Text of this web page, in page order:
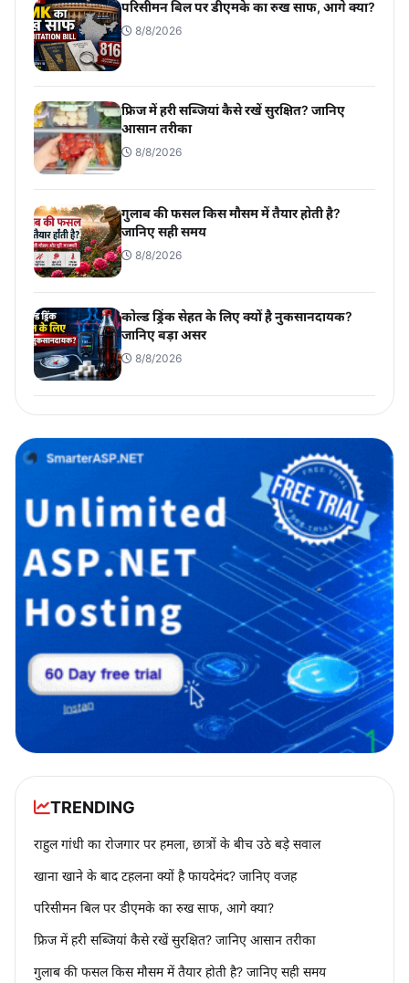
परिसीमन बिल पर डीएमके का रुख साफ, आगे क्या?
8/8/2026
फ्रिज में हरी सब्जियां कैसे रखें सुरक्षित? जानिए
आसान तरीका
8/8/2026
गुलाब की फसल किस मौसम में तैयार होती है?
जानिए सही समय
8/8/2026
कोल्ड ड्रिंक सेहत के लिए क्यों है नुकसानदायक?
जानिए बड़ा असर
8/8/2026
TRENDING
राहुल गांधी का रोजगार पर हमला, छात्रों के बीच उठे बड़े सवाल
खाना खाने के बाद टहलना क्यों है फायदेमंद? जानिए वजह
परिसीमन बिल पर डीएमके का रुख साफ, आगे क्या?
फ्रिज में हरी सब्जियां कैसे रखें सुरक्षित? जानिए आसान तरीका
गुलाब की फसल किस मौसम में तैयार होती है? जानिए सही समय